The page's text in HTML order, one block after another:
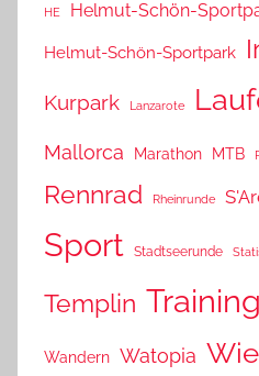
HE Helmut-Schön-
Helmut-Schön-Sportpark
Kurpark Lanzarote
Mallorca Marathon MTB
Rennrad Rheinrunde
Sport Stadtseerunde
Templin Training
Wandern Watopia